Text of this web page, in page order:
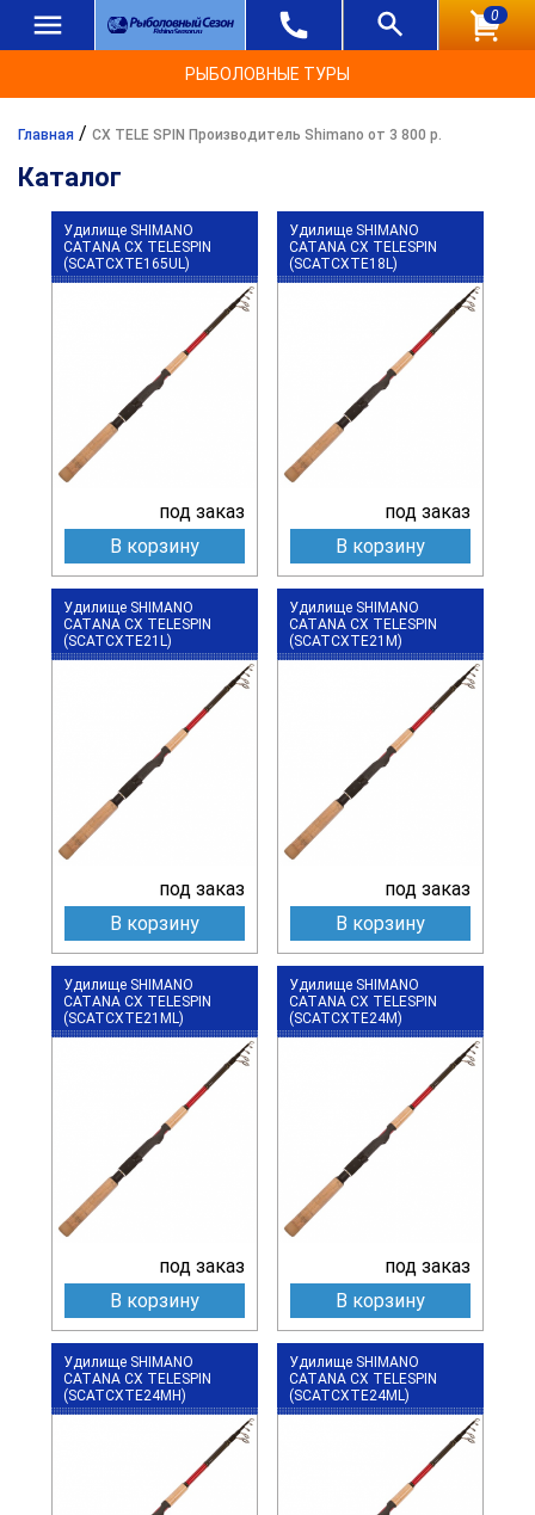
0
РЫБОЛОВНЫЕ ТУРЫ
Главная / CX TELE SPIN Производитель Shimano от 3 800 р.
Каталог
Удилище SHIMANO
CATANA CX TELESPIN
(SCATCXTE165UL)
под заказ
В корзину
Удилище SHIMANO
CATANA CX TELESPIN
(SCATCXTE18L)
под заказ
В корзину
Удилище SHIMANO
CATANA CX TELESPIN
(SCATCXTE21L)
под заказ
В корзину
Удилище SHIMANO
CATANA CX TELESPIN
(SCATCXTE21M)
под заказ
В корзину
Удилище SHIMANO
CATANA CX TELESPIN
(SCATCXTE21ML)
под заказ
В корзину
Удилище SHIMANO
CATANA CX TELESPIN
(SCATCXTE24M)
под заказ
В корзину
Удилище SHIMANO
CATANA CX TELESPIN
(SCATCXTE24MH)
Удилище SHIMANO
CATANA CX TELESPIN
(SCATCXTE24ML)